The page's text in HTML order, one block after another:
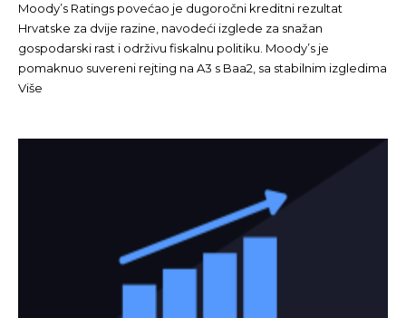
Moody’s Ratings povećao je dugoročni kreditni rezultat
Hrvatske za dvije razine, navodeći izglede za snažan
gospodarski rast i održivu fiskalnu politiku. Moody’s je
pomaknuo suvereni rejting na A3 s Baa2, sa stabilnim izgledima
Više